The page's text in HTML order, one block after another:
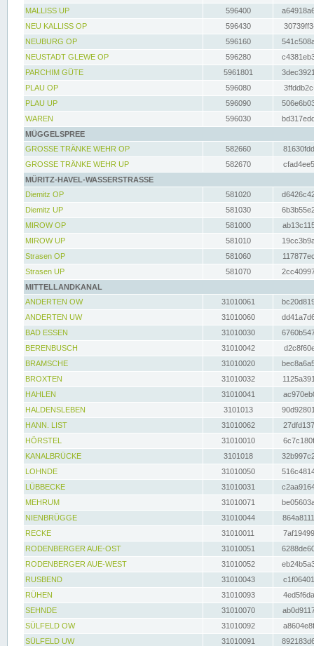
MALLISS UP
596400
NEU KALLISS OP
596430
NEUBURG OP
596160
NEUSTADT GLEWE OP
596280
PARCHIM GÜTE
5961801
PLAU OP
596080
PLAU UP
596090
WAREN
596030
MÜGGELSPREE
GROSSE TRÄNKE WEHR OP
582660
GROSSE TRÄNKE WEHR UP
582670
MÜRITZ-HAVEL-WASSERSTRASSE
Diemitz OP
581020
Diemitz UP
581030
MIROW OP
581000
MIROW UP
581010
Strasen OP
581060
Strasen UP
581070
MITTELLANDKANAL
ANDERTEN OW
31010061
ANDERTEN UW
31010060
BAD ESSEN
31010030
BERENBUSCH
31010042
BRAMSCHE
31010020
BROXTEN
31010032
HAHLEN
31010041
HALDENSLEBEN
3101013
HANN. LIST
31010062
HÖRSTEL
31010010
KANALBRÜCKE
3101018
LOHNDE
31010050
LÜBBECKE
31010031
MEHRUM
31010071
NIENBRÜGGE
31010044
RECKE
31010011
RODENBERGER AUE-OST
31010051
RODENBERGER AUE-WEST
31010052
RUSBEND
31010043
RÜHEN
31010093
SEHNDE
31010070
SÜLFELD OW
31010092
SÜLFELD UW
31010091